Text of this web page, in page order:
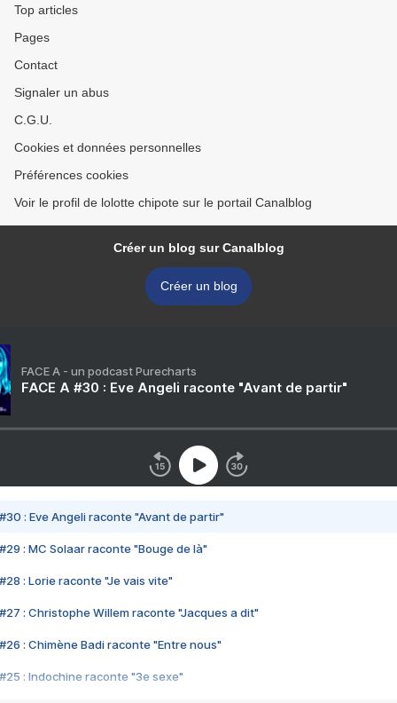
Top articles
Pages
Contact
Signaler un abus
C.G.U.
Cookies et données personnelles
Préférences cookies
Voir le profil de lolotte chipote sur le portail Canalblog
Créer un blog sur Canalblog
Créer un blog
FACE A - un podcast Purecharts
FACE A #30 : Eve Angeli raconte "Avant de partir"
#30 : Eve Angeli raconte "Avant de partir"
#29 : MC Solaar raconte "Bouge de là"
#28 : Lorie raconte "Je vais vite"
#27 : Christophe Willem raconte "Jacques a dit"
#26 : Chimène Badi raconte "Entre nous"
#25 : Indochine raconte "3e sexe"